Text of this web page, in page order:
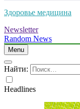
Здоровье медицина
Newsletter
Random News
Menu
Найти:
Headlines